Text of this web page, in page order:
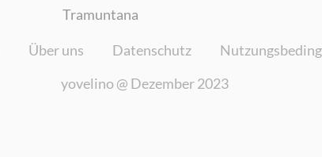
Tramuntana
Über uns Datenschutz
yovelino @ Dezember 2023